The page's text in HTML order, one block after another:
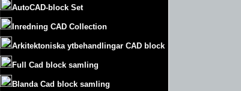
AutoCAD-block Set
Inredning CAD Collection
Arkitektoniska ytbehandlingar CAD block
Full Cad block samling
Blanda Cad block samling